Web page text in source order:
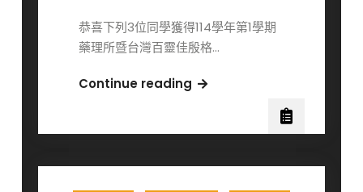
傑
出
約
究
恭喜下列3位同學獲得114學年第1學期
藥理所暨台灣百靈佳殷格…
Continue reading114
1